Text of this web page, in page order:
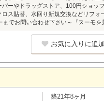
ーやドラッグストア、100円ショッ
ス貼替、水回り新規交換などリフォ
問い合わせ下さい～『スーモを
お気に入りに追加
築21年8ヶ月